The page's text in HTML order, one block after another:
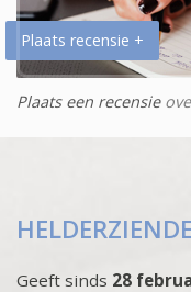
Plaats recensie +
Plaats een recensie
Geeft sinds 28